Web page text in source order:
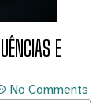
E
No Comments